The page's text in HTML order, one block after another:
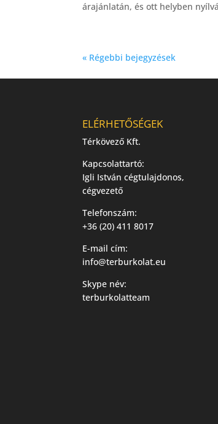
árajánlatán, és ott helyben
« Régebbi bejegyzések
ELÉRHETŐSÉGEK
Térkövező Kft.
Kapcsolattartó:
Igli István cégtulajdonos,
cégvezető
Telefonszám:
+36 (20) 411 8017
E-mail cím:
info@terburkolat.eu
Skype név:
terburkolatteam